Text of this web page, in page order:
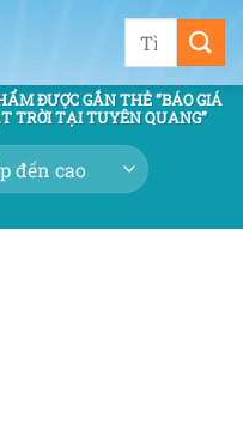
Tìm
ĐƯỢC GẮN THẺ “BÁO GIÁ
TRỜI TẠI TUYÊN QUANG”